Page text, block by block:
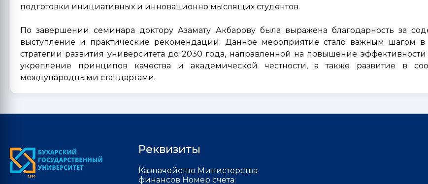
подготовки инициативных и инновационно мыслящих студентов.
По завершении семинара доктору Азамату Акбарову была выражена благодарность за
выступление и практические рекомендации. Данное мероприятие стало важным шагом в
стратегии развития университета до 2030 года, направленной на повышение
укрепление принципов качества и академической честности, а также развитие в
международными стандартами.
Реквизиты
Казначейство Министерства
финансов Номер счета: